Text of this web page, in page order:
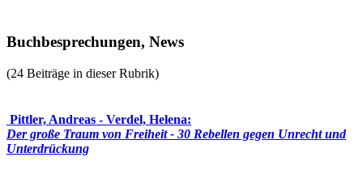
Buchbesprechungen, News
(24 Beiträge in dieser Rubrik)
Pittler, Andreas - Verdel, Helena:
Der große Traum von Freiheit - 30 Rebellen gegen Unrecht und
Unterdrückung